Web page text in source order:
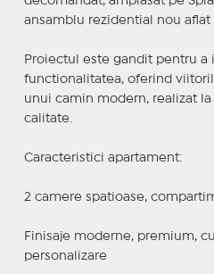
ansamblu rezidential nou aflat
Proiectul este gandit pentru a
functionalitatea, oferind
unui camin modern, realizat
calitate.
Caracteristici apartament:
2 camere spatioase,
Finisaje moderne, premium,
personalizare